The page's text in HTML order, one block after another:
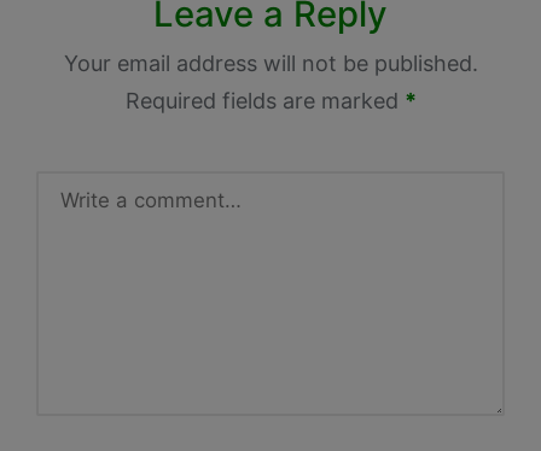
Leave a Reply
Your email address will not be published.
Required fields are marked *